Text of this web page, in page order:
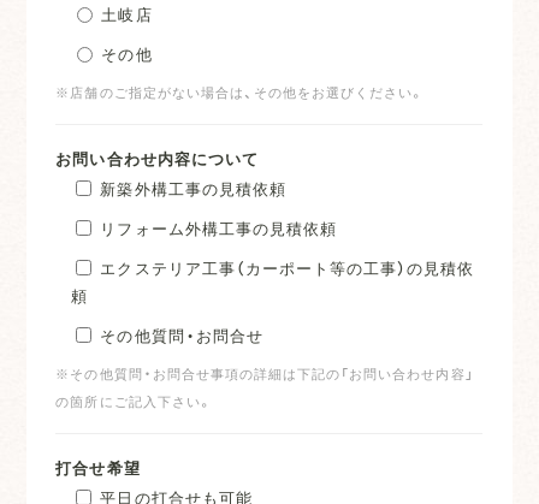
土岐店
その他
※店舗のご指定がない場合は、その他をお選びください。
お問い合わせ内容について
新築外構工事の見積依頼
リフォーム外構工事の見積依頼
エクステリア工事（カーポート等の工事）の見積依
頼
その他質問・お問合せ
※その他質問・お問合せ事項の詳細は下記の「お問い合わせ内容」
の箇所にご記入下さい。
打合せ希望
平日の打合せも可能